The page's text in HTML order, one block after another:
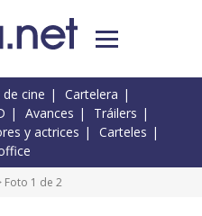
cine
Cartelera
Avances
Tráilers
y actrices
Carteles
Foto 1 de 2